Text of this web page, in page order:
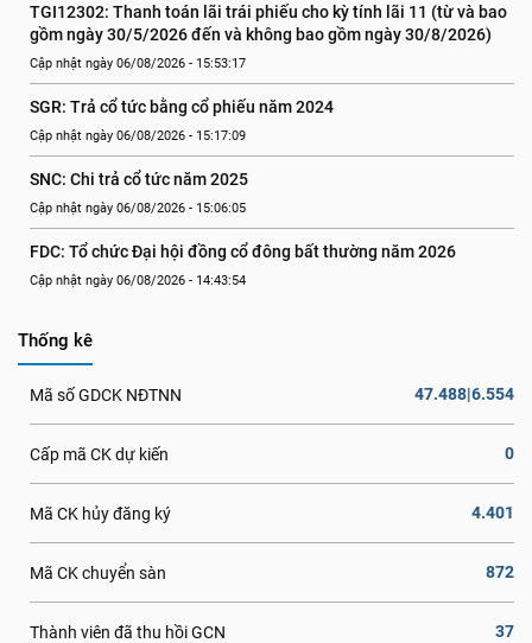
TGI12302: Thanh toán lãi trái phiếu cho kỳ tính lãi 11 (từ và bao
gồm ngày 30/5/2026 đến và không bao gồm ngày 30/8/2026)
Cập nhật ngày 06/08/2026 - 15:53:17
SGR: Trả cổ tức bằng cổ phiếu năm 2024
Cập nhật ngày 06/08/2026 - 15:17:09
SNC: Chi trả cổ tức năm 2025
Cập nhật ngày 06/08/2026 - 15:06:05
FDC: Tổ chức Đại hội đồng cổ đông bất thường năm 2026
Cập nhật ngày 06/08/2026 - 14:43:54
Thống kê
Mã số GDCK NĐTNN 47.488|6.554
Cấp mã CK dự kiến 0
Mã CK hủy đăng ký 4.401
Mã CK chuyển sàn 872
Thành viên đã thu hồi GCN 37